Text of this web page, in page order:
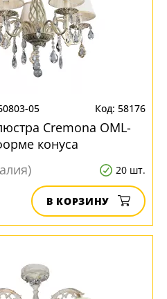
05 58176
Cremona OML-
конуса
20 шт.
В КОРЗИНУ